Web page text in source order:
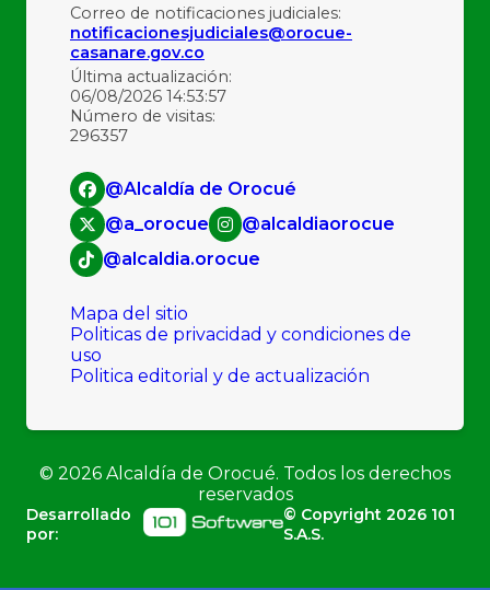
Correo de notificaciones judiciales:
notificacionesjudiciales@orocue-
casanare.gov.co
Última actualización:
06/08/2026 14:53:57
Número de visitas:
296357
@Alcaldía de Orocué
@a_orocue
@alcaldiaorocue
@alcaldia.orocue
Mapa del sitio
Politicas de privacidad y condiciones de
uso
Politica editorial y de actualización
© 2026 Alcaldía de Orocué. Todos los derechos
reservados
Desarrollado
por:
© Copyright2026 101
S.A.S.